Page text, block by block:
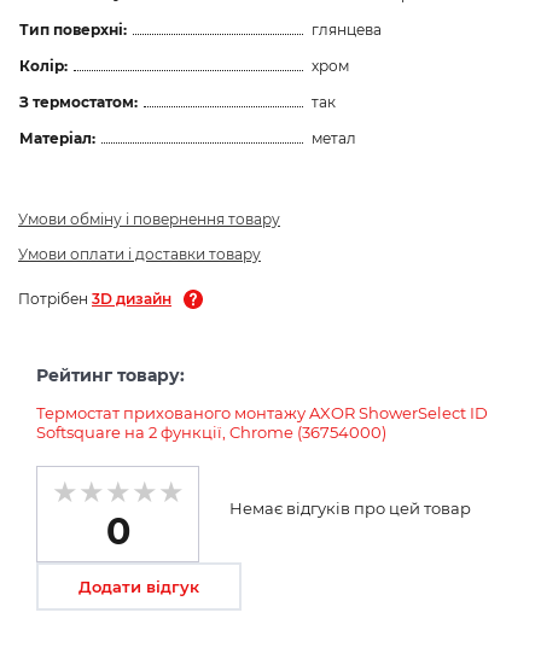
Тип поверхні:
глянцева
Колір:
хром
З термостатом:
так
Матеріал:
метал
Умови обміну і повернення товару
Умови оплати і доставки товару
Потрібен 3D дизайн
Рейтинг товару:
Термостат прихованого монтажу AXOR ShowerSelect ID
Softsquare на 2 функції, Chrome (36754000)
0
Немає відгуків про цей товар
Додати відгук